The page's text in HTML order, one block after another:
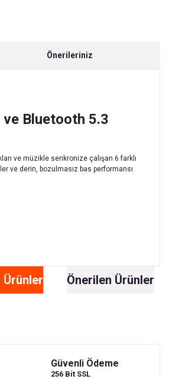
Önerileriniz
ve Bluetooth 5.3
ve müzikle senkronize çalışan 6 farklı
ve derin, bozulmasız bas performansı
Ürünler Önerilen Ürünler
Güvenli Ödeme
256 Bit SSL